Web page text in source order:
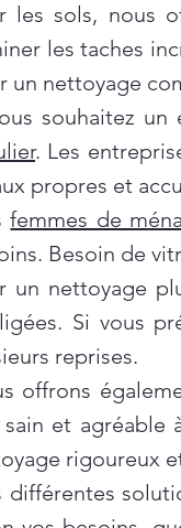
les sols, nous
les taches
un nettoyage
souhaitez
. Les
propres et
femmes de
Besoin de
un nettoyage
Si vous
reprises.
offrons
et agréable
rigoureux
différentes